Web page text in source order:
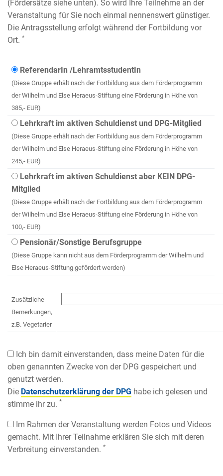
(Fördersätze siehe unten). So wird Ihre Teilnehme an der
Veranstaltung für Sie noch einmal nennenswert günstiger.
Die Antragsstellung erfolgt während der Fortbildung vor
Ort. *
ReferendarIn /LehramtsstudentIn
(Diese Gruppe erhält nach der Fortbildung aus dem Förderprogramm
der Wilhelm und Else Heraeus-Stiftung eine Förderung in Höhe von
385,- EUR)
Lehrkraft im aktiven Schuldienst und DPG-Mitglied
(Diese Gruppe erhält nach der Fortbildung aus dem Förderprogramm
der Wilhelm und Else Heraeus-Stiftung eine Förderung in Höhe von
245,- EUR)
Lehrkraft im aktiven Schuldienst aber KEIN DPG-
Mitglied
(Diese Gruppe erhält nach der Fortbildung aus dem Förderprogramm
der Wilhelm und Else Heraeus-Stiftung eine Förderung in Höhe von
100,- EUR)
Pensionär/Sonstige Berufsgruppe
(Diese Gruppe kann nicht aus dem Förderprogramm der Wilhelm und
Else Heraeus-Stiftung gefördert werden)
Zusätzliche
Bemerkungen,
z.B. Vegetarier
Ich bin damit einverstanden, dass meine Daten für die
oben genannten Zwecke von der DPG gespeichert und
genutzt werden.
Die Datenschutzerklärung der DPG habe ich gelesen und
stimme ihr zu. *
Im Rahmen der Veranstaltung werden Fotos und Videos
gemacht. Mit Ihrer Teilnahme erklären Sie sich mit deren
Verbreitung einverstanden. *